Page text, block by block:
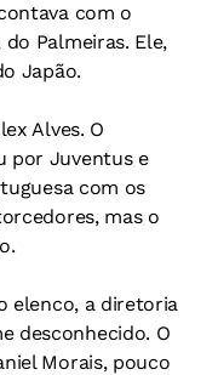
com o
Palmeiras. Ele,
Japão.
Alves. O
por Juventus e
com os
mas o
elenco, a diretoria
desconhecido. O
Morais, pouco